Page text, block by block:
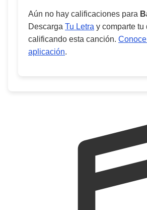
Aún no hay calificaciones para
Descarga Tu Letra y comparte tu
calificando esta canción.
aplicación.